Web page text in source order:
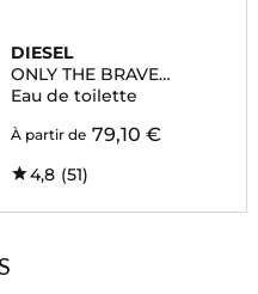
DIESEL
ONLY THE BRAVE
TATTOO
Eau de toilette
À partir de 79,10 €
4,8 (51)